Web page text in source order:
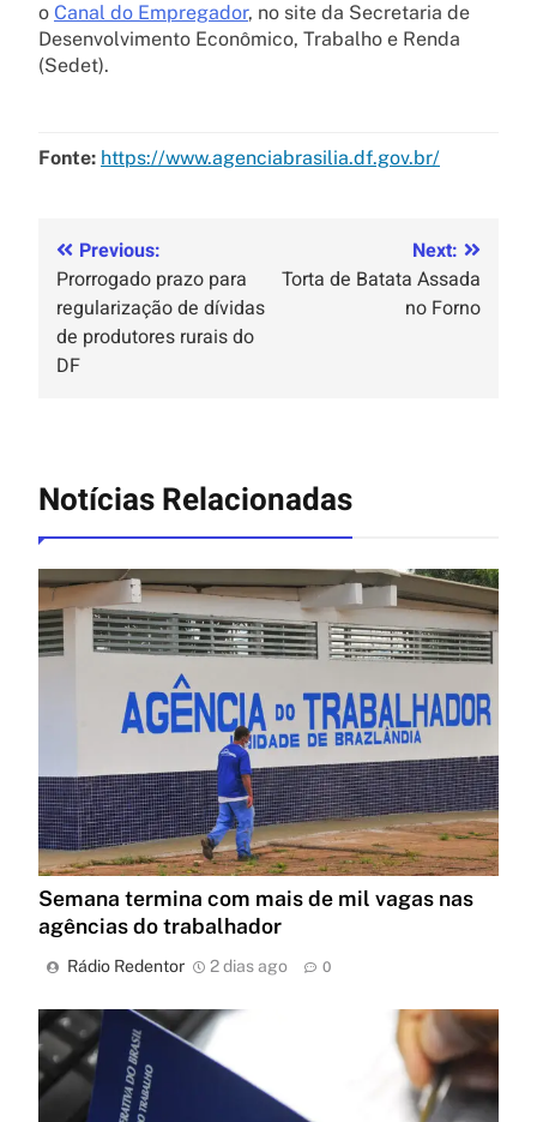
o Canal do Empregador, no site da Secretaria de
Desenvolvimento Econômico, Trabalho e Renda
(Sedet).
Fonte: https://www.agenciabrasilia.df.gov.br/
Previous:
Prorrogado prazo para
regularização de dívidas
de produtores rurais do
DF
Next:
Torta de Batata Assada
no Forno
Notícias Relacionadas
Semana termina com mais de mil vagas nas
agências do trabalhador
Rádio Redentor 2 dias ago 0